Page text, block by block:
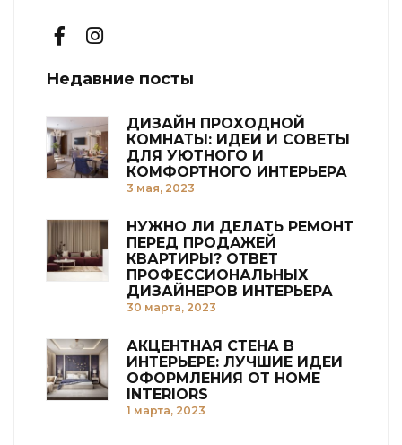
Недавние посты
ДИЗАЙН ПРОХОДНОЙ
КОМНАТЫ: ИДЕИ И СОВЕТЫ
ДЛЯ УЮТНОГО И
КОМФОРТНОГО ИНТЕРЬЕРА
3 мая, 2023
НУЖНО ЛИ ДЕЛАТЬ РЕМОНТ
ПЕРЕД ПРОДАЖЕЙ
КВАРТИРЫ? ОТВЕТ
ПРОФЕССИОНАЛЬНЫХ
ДИЗАЙНЕРОВ ИНТЕРЬЕРА
30 марта, 2023
АКЦЕНТНАЯ СТЕНА В
ИНТЕРЬЕРЕ: ЛУЧШИЕ ИДЕИ
ОФОРМЛЕНИЯ ОТ HOME
INTERIORS
1 марта, 2023